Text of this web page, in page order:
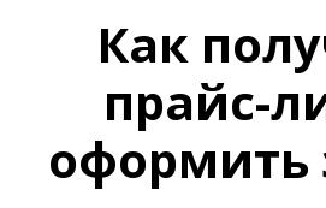
Как
прайс-
оформить